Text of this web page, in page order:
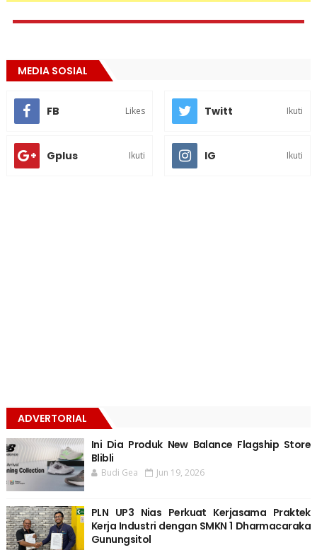
MEDIA SOSIAL
FB Likes Twitt Ikuti
Gplus Ikuti IG Ikuti
ADVERTORIAL
Ini Dia Produk New Balance Flagship Store
Blibli
Budi Gea Jun 19, 2026
PLN UP3 Nias Perkuat Kerjasama Praktek
Kerja Industri dengan SMKN 1 Dharmacaraka
Gunungsitol